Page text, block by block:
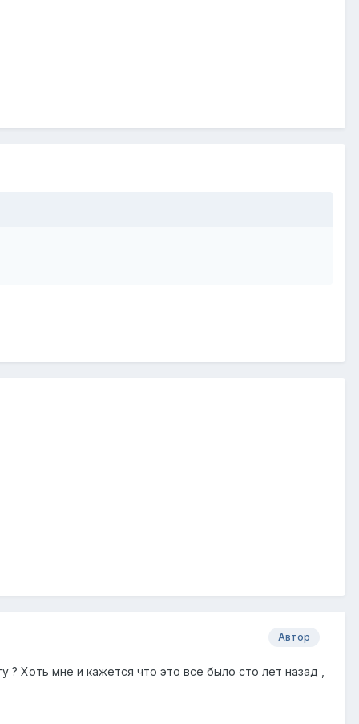
Автор
Хоть мне и кажется что это все было сто лет назад ,